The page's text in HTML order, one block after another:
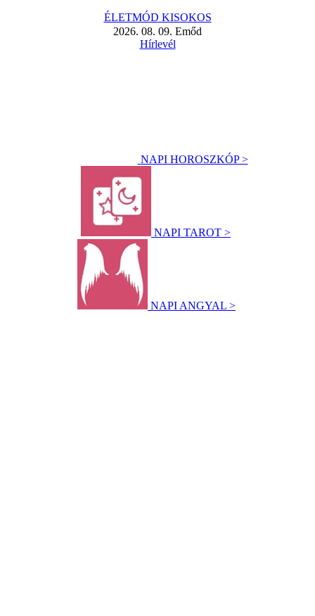
ÉLETMÓD KISOKOS
2026. 08. 09. Emőd
Hírlevél
NAPI HOROSZKÓP >
NAPI TAROT >
NAPI ANGYAL >